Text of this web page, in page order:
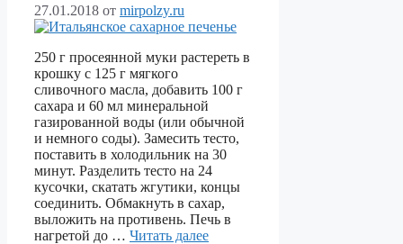
27.01.2018 от mirpolzy.ru
250 г просеянной муки растереть в
крошку с 125 г мягкого
сливочного масла, добавить 100 г
сахара и 60 мл минеральной
газированной воды (или обычной
и немного соды). Замесить тесто,
поставить в холодильник на 30
минут. Разделить тесто на 24
кусочки, скатать жгутики, концы
соединить. Обмакнуть в сахар,
выложить на противень. Печь в
нагретой до … Читать далее